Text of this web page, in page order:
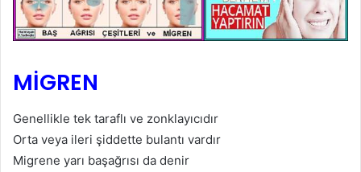
MİGREN
Genellikle tek taraflı ve zonklayıcıdır
Orta veya ileri şiddette bulantı vardır
Migrene yarı başağrısı da denir